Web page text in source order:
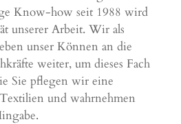
Know-how seit 1988 wird
unserer Arbeit. Wir als
unser Können an die
weiter, um dieses Fach
Sie pflegen wir eine
und wahrnehmen